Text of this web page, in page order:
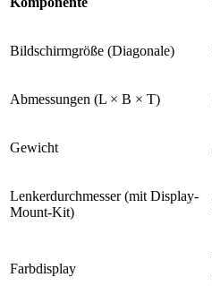
Bildschirmgröße (Diagonale)
Abmessungen (L × B × T)
Gewicht
Lenkerdurchmesser (mit Display-
Mount-Kit)
Farbdisplay